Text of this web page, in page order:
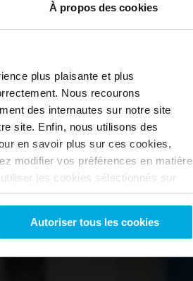
À propos des cookies
plus plaisante et plus
Nous recourons
des internautes sur notre site
site. Enfin, nous utilisons des
en savoir plus sur ces cookies,
modifier vos préférences en matière
les cookies sélectionnés sur
Voulez-vous refuser ? Dans ce cas,
Autoriser tous les cookies
en
avec